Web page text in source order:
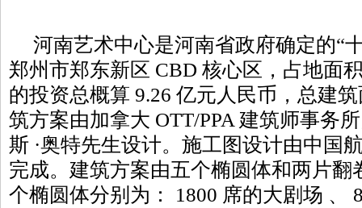
河南艺术中心是河南省政府确定的“
郑州市郑东新区 CBD 核心区，占地面
的投资总概算 9.26 亿元人民币，总建
筑方案由加拿大 OTT/PPA 建筑师事务
斯 ·奥特先生设计。施工图设计由中国
完成。建筑方案由五个椭圆体和两片翻
个椭圆体分别为： 1800 席的大剧场 、